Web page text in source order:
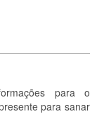
para o
para sanar